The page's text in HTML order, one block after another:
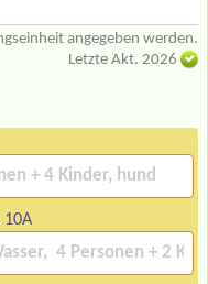
angegeben werden.
Letzte Akt. 2026
10A